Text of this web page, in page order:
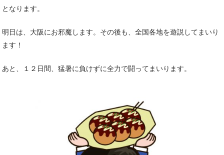
となります。
明日は、大阪にお邪魔します。その後も、全国各地を遊説してまいり
ます！
あと、１２日間、猛暑に負けずに全力で闘ってまいります。